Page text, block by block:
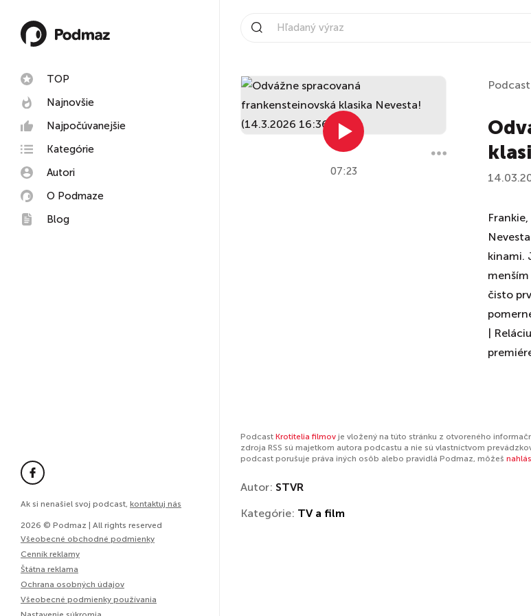
TOP
Najnovšie
Najpočúvanejšie
Kategórie
Autori
O Podmaze
Blog
Ak si nenašiel svoj podcast, kontaktuj nás
2026 © Podmaz | All rights reserved
Všeobecné obchodné podmienky
Cenník reklamy
Štátna reklama
Ochrana osobných údajov
Všeobecné podmienky používania
07:23
kinami.
čisto
|
Podcast Krotitelia filmov je vložený na túto stránku z otvoreného
zdroja RSS sú majetkom autora podcastu a nie sú vlastníctvom
podcast porušuje práva iných osôb alebo pravidlá Podmaz, môžeš
Autor: STVR
Kategórie: TV a film